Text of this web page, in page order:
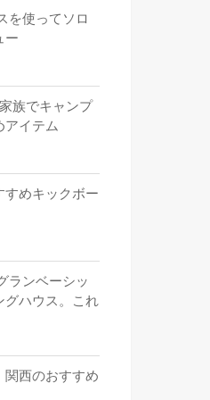
を使ってソロ
ー
族でキャンプ
アイテム
すめキックボー
ランベーシッ
グハウス。これ
関西のおすすめ